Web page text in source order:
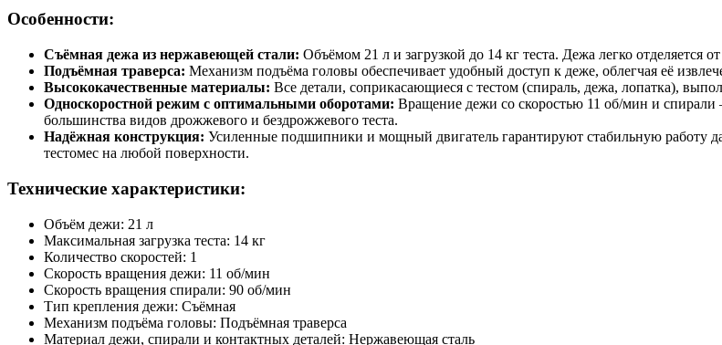
Особенности:
Съёмная дежа из нержавеющей стали: Объёмом 21 л и загрузкой до 14 кг теста. Дежа легко отделяется
Подъёмная траверса: Механизм подъёма головы обеспечивает удобный доступ к деже, облегчая её
Высококачественные материалы: Все детали, соприкасающиеся с тестом (спираль, дежа, лопатка),
Односкоростной режим с оптимальными оборотами: Вращение дежи со скоростью 11 об/мин и
большинства видов дрожжевого и бездрожжевого теста.
Надёжная конструкция: Усиленные подшипники и мощный двигатель гарантируют стабильную работу
тестомес на любой поверхности.
Технические характеристики:
Объём дежи: 21 л
Максимальная загрузка теста: 14 кг
Количество скоростей: 1
Скорость вращения дежи: 11 об/мин
Скорость вращения спирали: 90 об/мин
Тип крепления дежи: Съёмная
Механизм подъёма головы: Подъёмная траверса
Материал дежи, спирали и контактных деталей: Нержавеющая сталь